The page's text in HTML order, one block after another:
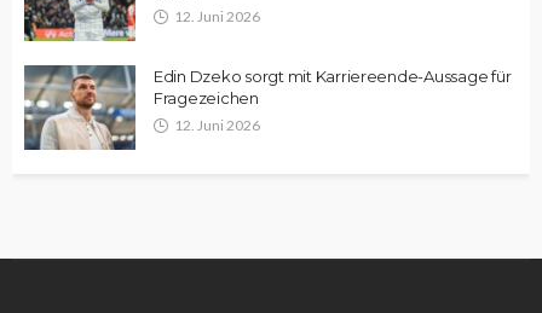
12. Juni 2026
Edin Dzeko sorgt mit Karriereende-Aussage für
Fragezeichen
12. Juni 2026